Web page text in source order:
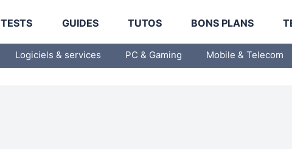
TESTS GUIDES TUTOS BONS PLANS
Logiciels & services PC & Gaming Mobile & Telecom